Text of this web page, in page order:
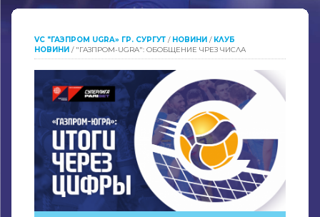
VC "ГАЗПРОМ UGRA» ГР. СУРГУТ / НОВИНИ / КЛУБ
НОВИНИ / "ГАЗПРОМ-UGRA": ОБОБЩЕНИЕ ЧРЕЗ ЧИСЛА